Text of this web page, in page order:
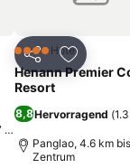
hinzufügen
Bewertungen
Teilen Zu
4 SterneHotel
Henann Premier
Resort
8,8Hervorragend (
Panglao, 4.6 km bis
Zentrum